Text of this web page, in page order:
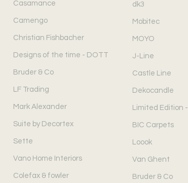
Casamance
Camengo
Christian Fishbacher
Designs of the time - DOTT
Bruder & Co
LF Trading
Mark Alexander
Suite by Decortex
Sette
Vano Home Interiors
Colefax & fowler
dk3
Mobitec
MOYO
J-Line
Castle Line
Dekocandle
Limited Edition
BIC Carpets
Loook
Van Ghent
Bruder & Co